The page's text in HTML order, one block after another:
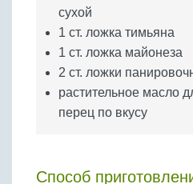
сухой
1 ст. ложка тимьяна
1 ст. ложка майонеза
2 ст. ложки
растительное масло
перец по вкусу
Способ